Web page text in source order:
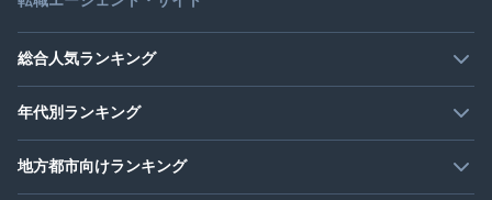
総合人気ランキング
年代別ランキング
地方都市向けランキング